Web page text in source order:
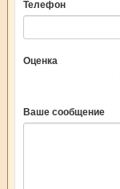
Телефон
Оценка
Ваше сообщение